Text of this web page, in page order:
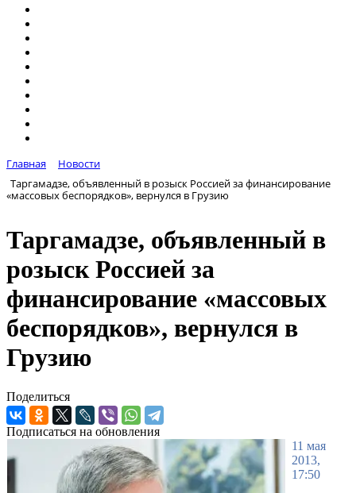
Главная
Новости
Таргамадзе, объявленный в розыск Россией за финансирование
«массовых беспорядков», вернулся в Грузию
Таргамадзе, объявленный в
розыск Россией за
финансирование «массовых
беспорядков», вернулся в
Грузию
Поделиться
Подписаться на обновления
11 мая
2013,
17:50